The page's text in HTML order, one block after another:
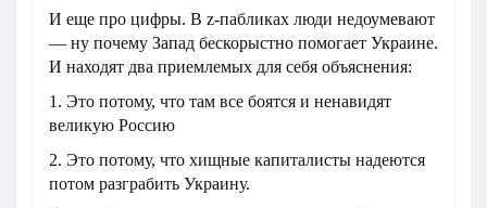
И еще про цифры. В z-пабликах люди недоумевают
— ну почему Запад бескорыстно помогает Украине.
И находят два приемлемых для себя объяснения:
1. Это потому, что там все боятся и ненавидят
великую Россию
2. Это потому, что хищные капиталисты надеются
потом разграбить Украину.